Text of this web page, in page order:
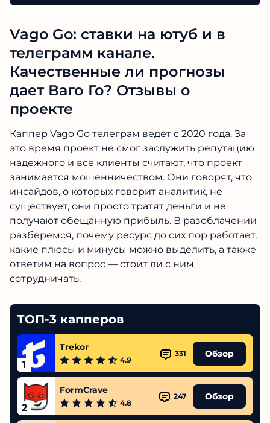
Vago Go: ставки на ютуб и в
телеграмм канале.
Качественные ли прогнозы
дает Ваго Го? Отзывы о
проекте
Каппер Vago Go телеграм ведет с 2020 года. За
это время проект не смог заслужить репутацию
надежного и все клиенты считают, что проект
занимается мошенничеством. Они говорят, что
инсайдов, о которых говорит аналитик, не
существует, они просто тратят деньги и не
получают обещанную прибыль. В разоблачении
разберемся, почему ресурс до сих пор работает,
какие плюсы и минусы можно выделить, а также
ответим на вопрос — стоит ли с ним
сотрудничать.
ТОП-3 капперов
1
Trekor
4.9
331 Обзор
2
FormCrave
4.8
247 Обзор